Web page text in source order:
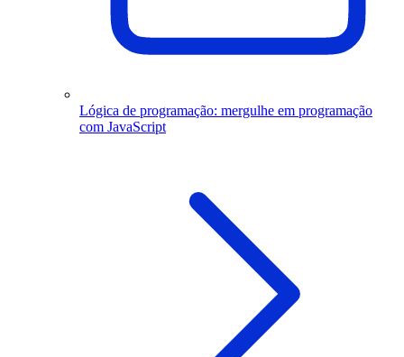
Lógica de programação: mergulhe em programação
com JavaScript